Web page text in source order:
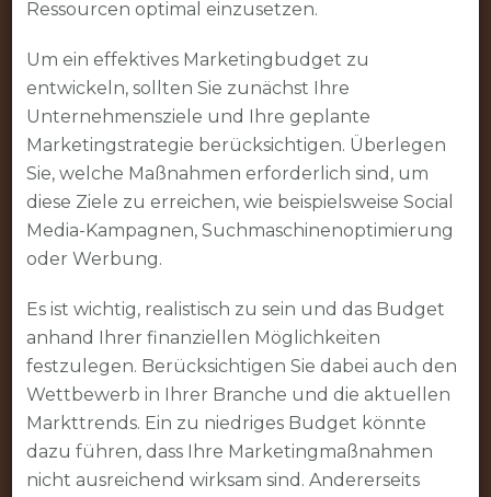
Ressourcen optimal einzusetzen.
Um ein effektives Marketingbudget zu
entwickeln, sollten Sie zunächst Ihre
Unternehmensziele und Ihre geplante
Marketingstrategie berücksichtigen. Überlegen
Sie, welche Maßnahmen erforderlich sind, um
diese Ziele zu erreichen, wie beispielsweise Social
Media-Kampagnen, Suchmaschinenoptimierung
oder Werbung.
Es ist wichtig, realistisch zu sein und das Budget
anhand Ihrer finanziellen Möglichkeiten
festzulegen. Berücksichtigen Sie dabei auch den
Wettbewerb in Ihrer Branche und die aktuellen
Markttrends. Ein zu niedriges Budget könnte
dazu führen, dass Ihre Marketingmaßnahmen
nicht ausreichend wirksam sind. Andererseits